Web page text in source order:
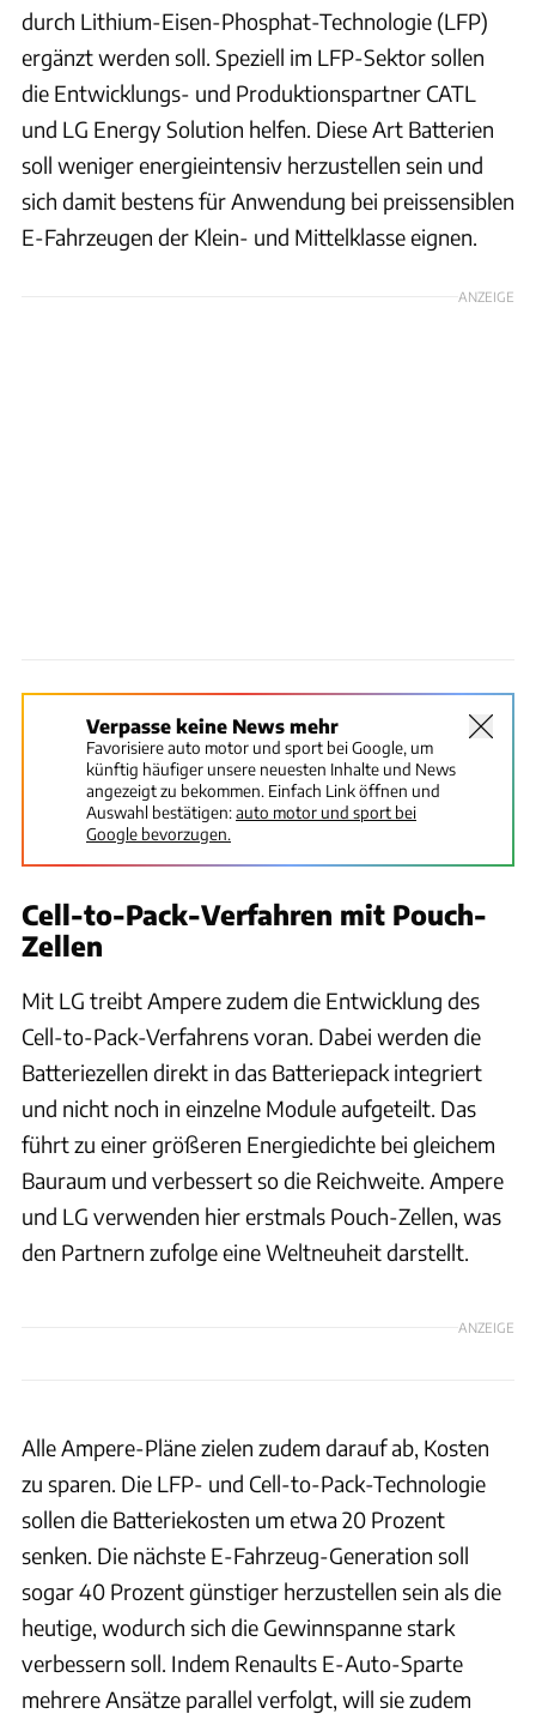
durch Lithium-Eisen-Phosphat-Technologie (LFP)
ergänzt werden soll. Speziell im LFP-Sektor sollen
die Entwicklungs- und Produktionspartner CATL
und LG Energy Solution helfen. Diese Art Batterien
soll weniger energieintensiv herzustellen sein und
sich damit bestens für Anwendung bei preissensiblen
E-Fahrzeugen der Klein- und Mittelklasse eignen.
ANZEIGE
Verpasse keine News mehr
Favorisiere auto motor und sport bei Google, um
künftig häufiger unsere neuesten Inhalte und News
angezeigt zu bekommen. Einfach Link öffnen und
Auswahl bestätigen:auto motor und sport bei
Google bevorzugen.
Cell-to-Pack-Verfahren mit Pouch-
Zellen
Mit LG treibt Ampere zudem die Entwicklung des
Cell-to-Pack-Verfahrens voran. Dabei werden die
Batteriezellen direkt in das Batteriepack integriert
und nicht noch in einzelne Module aufgeteilt. Das
führt zu einer größeren Energiedichte bei gleichem
Bauraum und verbessert so die Reichweite. Ampere
und LG verwenden hier erstmals Pouch-Zellen, was
den Partnern zufolge eine Weltneuheit darstellt.
ANZEIGE
Alle Ampere-Pläne zielen zudem darauf ab, Kosten
zu sparen. Die LFP- und Cell-to-Pack-Technologie
sollen die Batteriekosten um etwa 20 Prozent
senken. Die nächste E-Fahrzeug-Generation soll
sogar 40 Prozent günstiger herzustellen sein als die
heutige, wodurch sich die Gewinnspanne stark
verbessern soll. Indem Renaults E-Auto-Sparte
mehrere Ansätze parallel verfolgt, will sie zudem